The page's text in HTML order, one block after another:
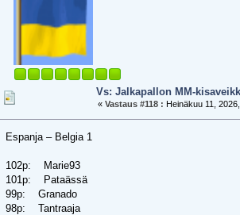
Vs: Jalkapallon MM-
« Vastaus #118 : Heinäkuu 11,
Espanja – Belgia 1
102p: Marie93
101p: Pataässä
99p: Granado
98p: Tantraaja